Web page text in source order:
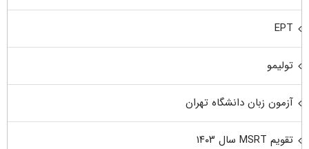
EPT
تولیمو
آزمون زبان دانشگاه تهران
تقویم MSRT سال ۱۴۰۳